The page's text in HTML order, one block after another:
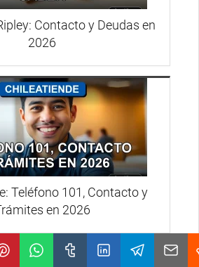
Contacto y Deudas en
2026
Teléfono 101, Contacto y
en 2026